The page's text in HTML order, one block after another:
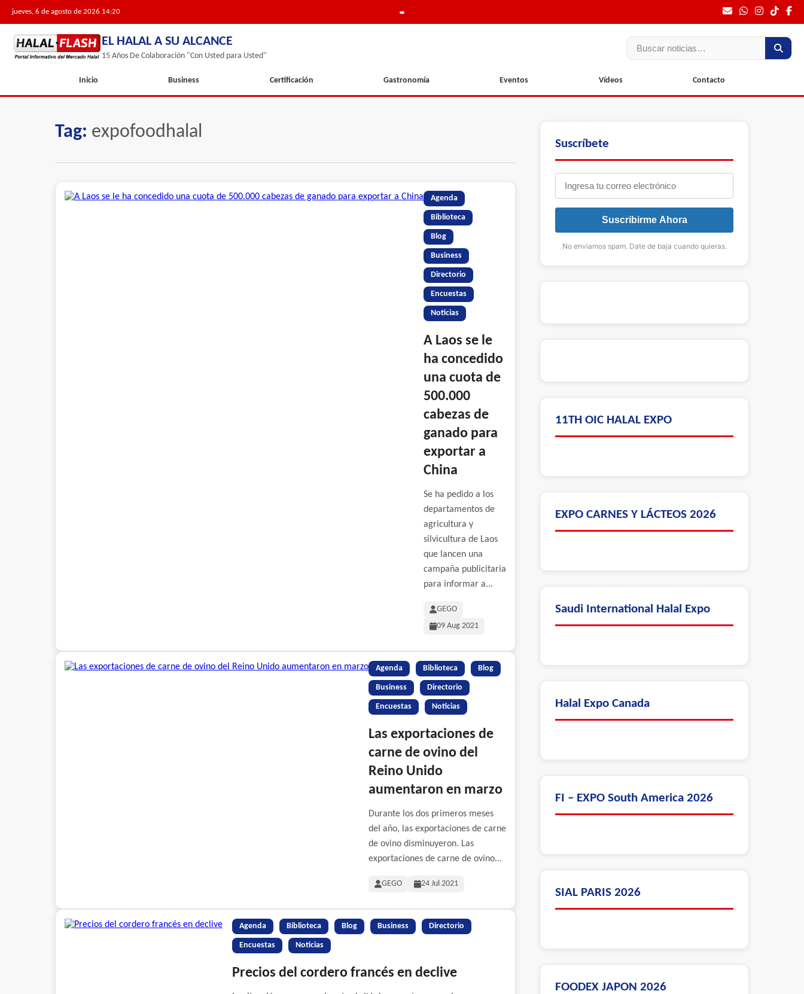
jueves, 6 de agosto de 2026 14:20
EL HALAL A SU ALCANCE
15 Años De Colaboración "Con Usted para Usted"
Buscar
Inicio Business Certificación Gastronomía Eventos Vídeos Contacto
Tag: expofoodhalal
Agenda
Biblioteca
Blog
Business
Directorio
Encuestas
Noticias
A Laos se le
ha concedido
una cuota de
500.000
cabezas de
ganado para
exportar a
China
Se ha pedido a los
departamentos de
agricultura y
silvicultura de Laos
que lancen una
campaña publicitaria
para informar a...
GEGO
09 Aug 2021
Agenda Biblioteca Blog
Business Directorio
Encuestas Noticias
Las exportaciones de
carne de ovino del
Reino Unido
aumentaron en marzo
Durante los dos primeros meses
del año, las exportaciones de carne
de ovino disminuyeron. Las
exportaciones de carne de ovino...
GEGO 24 Jul 2021
Agenda Biblioteca Blog Business Directorio
Encuestas Noticias
Precios del cordero francés en declive
Suscríbete
Suscribirme Ahora
No enviamos spam. Date de baja cuando quieras.
11TH OIC HALAL EXPO
EXPO CARNES Y LÁCTEOS 2026
Saudi International Halal Expo
Halal Expo Canada
FI – EXPO South America 2026
SIAL PARIS 2026
FOODEX JAPON 2026